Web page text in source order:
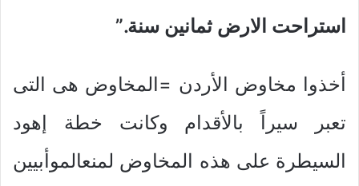
استراحت الارض ثمانين سنة.”
أخذوا مخاوض الأردن =المخاوض هى التى
تعبر سيراً بالأقدام وكانت خطة إهود
السيطرة على هذه المخاوض لمنعالموأبيين